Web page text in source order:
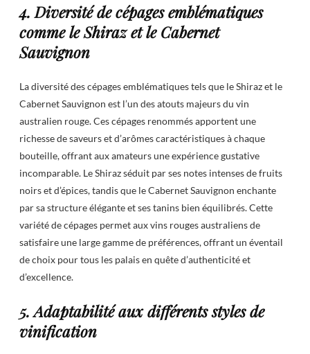
4. Diversité de cépages emblématiques
comme le Shiraz et le Cabernet
Sauvignon
La diversité des cépages emblématiques tels que le Shiraz et le
Cabernet Sauvignon est l’un des atouts majeurs du vin
australien rouge. Ces cépages renommés apportent une
richesse de saveurs et d’arômes caractéristiques à chaque
bouteille, offrant aux amateurs une expérience gustative
incomparable. Le Shiraz séduit par ses notes intenses de fruits
noirs et d’épices, tandis que le Cabernet Sauvignon enchante
par sa structure élégante et ses tanins bien équilibrés. Cette
variété de cépages permet aux vins rouges australiens de
satisfaire une large gamme de préférences, offrant un éventail
de choix pour tous les palais en quête d’authenticité et
d’excellence.
5. Adaptabilité aux différents styles de
vinification